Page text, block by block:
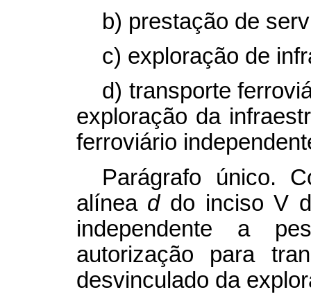
b) prestação de
c) exploração de
d) transporte
exploração da
ferroviário
Parágrafo único.
alínea d do inciso V
independente a
autorização para
desvinculado da